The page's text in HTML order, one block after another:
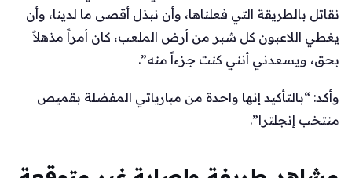
نقاتل بالطريقة التي فعلناها، وأن نبذل أقصى ما لدينا، وأن
يغطي اللاعبون كل شبر من أرض الملعب، كان أمراً مذهلاً
بحق، ويسعدني أنني كنت جزءاً منه”.
وأكد: “بالتأكيد إنها واحدة من مبارياتي المفضلة بقميص
منتخب إنجلترا”.